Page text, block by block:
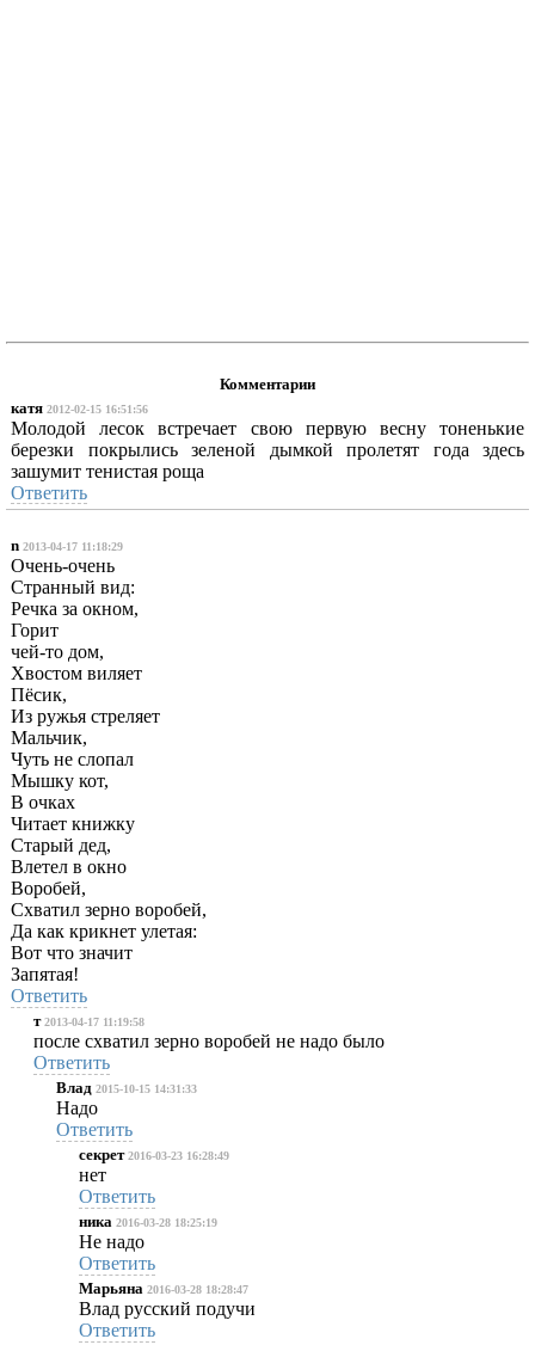
Комментарии
катя 2012-02-15 16:51:56
Молодой лесок встречает свою первую весну тоненькие
березки покрылись зеленой дымкой пролетят года здесь
зашумит тенистая роща
Ответить
n 2013-04-17 11:18:29
Очень-очень
Странный вид:
Речка за окном,
Горит
чей-то дом,
Хвостом виляет
Пёсик,
Из ружья стреляет
Мальчик,
Чуть не слопал
Мышку кот,
В очках
Читает книжку
Старый дед,
Влетел в окно
Воробей,
Схватил зерно воробей,
Да как крикнет улетая:
Вот что значит
Запятая!
Ответить
т 2013-04-17 11:19:58
после схватил зерно воробей не надо было
Ответить
Влад 2015-10-15 14:31:33
Надо
Ответить
секрет 2016-03-23 16:28:49
нет
Ответить
ника 2016-03-28 18:25:19
Не надо
Ответить
Марьяна 2016-03-28 18:28:47
Влад русский подучи
Ответить